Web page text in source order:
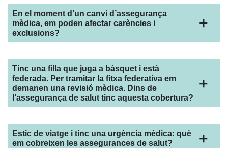
En el moment d’un canvi d’assegurança
mèdica, em poden afectar carències i
exclusions?
Tinc una filla que juga a bàsquet i està
federada. Per tramitar la fitxa federativa em
demanen una revisió mèdica. Dins de
l’assegurança de salut tinc aquesta cobertura?
Estic de viatge i tinc una urgència mèdica: què
em cobreixen les assegurances de salut?